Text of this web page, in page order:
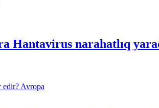
Hantavirus narahatlıq
Avropa